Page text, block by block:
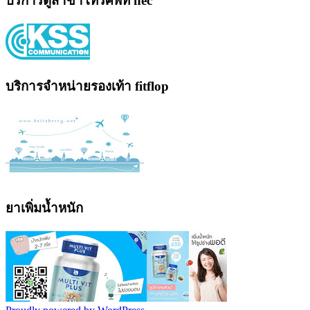
บริการจำหน่ายรองเท้า fitflop
ยาเพิ่มน้ำหนัก